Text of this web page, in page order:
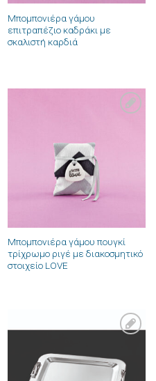
Μπομπονιέρα γάμου
επιτραπέζιο καδράκι με
σκαλιστή καρδιά
Μπομπονιέρα γάμου πουγκί
τρίχρωμο ριγέ με διακοσμητικό
στοιχείο LOVE
επιθυμιών